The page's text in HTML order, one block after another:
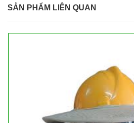
SẢN PHẨM LIÊN QUAN